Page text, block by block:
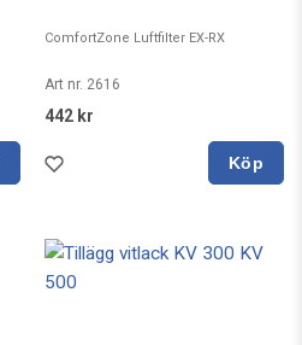
ComfortZone Luftfilter EX-RX
Art nr. 2616
442 kr
Köp